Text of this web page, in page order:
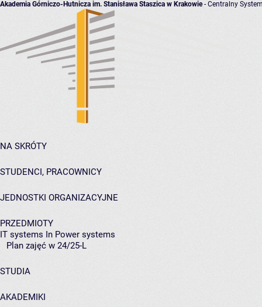
Akademia Górniczo-Hutnicza im. Stanisława Staszica w Krakowie- Centralny
NA SKRÓTY
STUDENCI, PRACOWNICY
JEDNOSTKI ORGANIZACYJNE
PRZEDMIOTY
IT systems In Power systems
Plan zajęć w 24/25-L
STUDIA
AKADEMIKI